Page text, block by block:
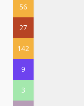
56
27
142
9
3